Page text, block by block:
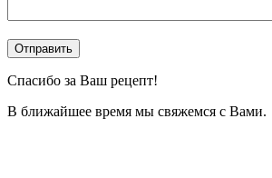
Спасибо за Ваш рецепт!
В ближайшее время мы свяжемся с Вами.